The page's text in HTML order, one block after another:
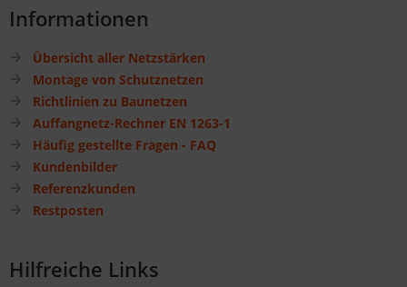
Informationen
Übersicht aller Netzstärken
Montage von Schutznetzen
Richtlinien zu Baunetzen
Auffangnetz-Rechner EN 1263-1
Häufig gestellte Fragen - FAQ
Kundenbilder
Referenzkunden
Restposten
Hilfreiche Links